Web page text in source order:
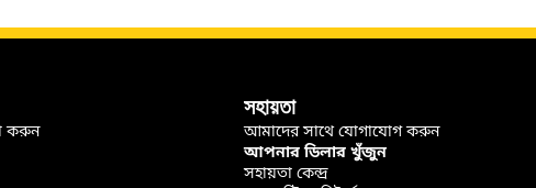
করুন
সহায়তা
আমাদের সাথে যোগাযোগ করুন
আপনার ডিলার খুঁজুন
সহায়তা কেন্দ্র